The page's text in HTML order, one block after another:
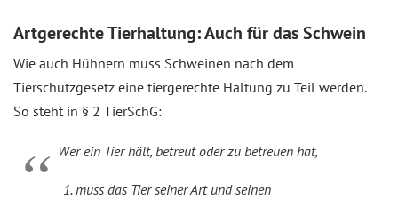
Artgerechte Tierhaltung: Auch für das Schwein
Wie auch Hühnern muss Schweinen nach dem
Tierschutzgesetz eine tiergerechte Haltung zu Teil werden.
So steht in § 2 TierSchG:
Wer ein Tier hält, betreut oder zu betreuen hat,
muss das Tier seiner Art und seinen